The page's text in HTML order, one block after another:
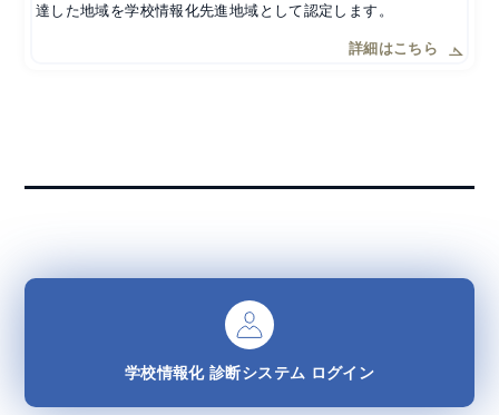
達した地域を学校情報化先進地域として認定します。
詳細はこちら
学校情報化診断システム ログイン